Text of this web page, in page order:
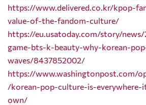
https://www.delivered.co.kr/kpop-
value-of-the-fandom-culture/
https://eu.usatoday.com/story/
game-bts-k-beauty-why-korean-
waves/8437852002/
https://www.washingtonpost.com/
/korean-pop-culture-is-
own/